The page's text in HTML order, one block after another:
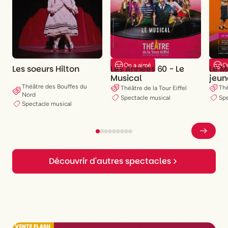
Les soeurs Hilton
Théâtre des Bouffes du
Nord
Spectacle musical
On a aimé
Les Années 60 - Le
Musical
Théâtre de la Tour Eiffel
Spectacle musical
Le
Découvrir d'autres spectacles